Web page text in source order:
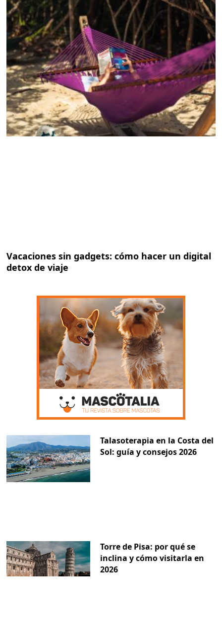
Vacaciones sin gadgets: cómo hacer un digital
detox de viaje
Talasoterapia en la Costa del
Sol: guía y consejos 2026
Torre de Pisa: por qué se
inclina y cómo visitarla en
2026